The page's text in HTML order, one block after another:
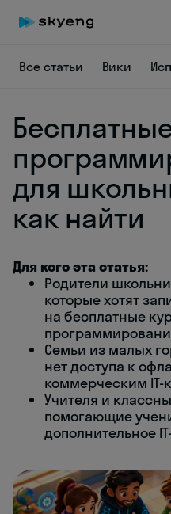
Все статьи Вики
для
как найти
Для кого эта статья:
Родители
которые хотят
на бесплатные
Семьи из малых
нет доступа к
коммерческим IT-
Учителя и
помогающие
дополнительное
Skyeng Chat
online